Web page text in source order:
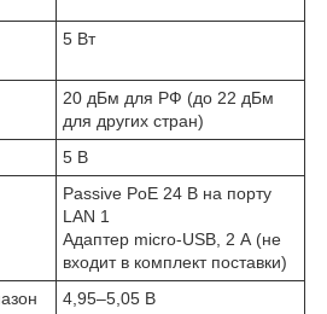
5 Вт
20 дБм для РФ (до 22 дБм
для других стран)
5 В
Passive PoE 24 В на порту
LAN 1
Адаптер micro-USB, 2 А (не
входит в комплект поставки)
4,95–5,05 В